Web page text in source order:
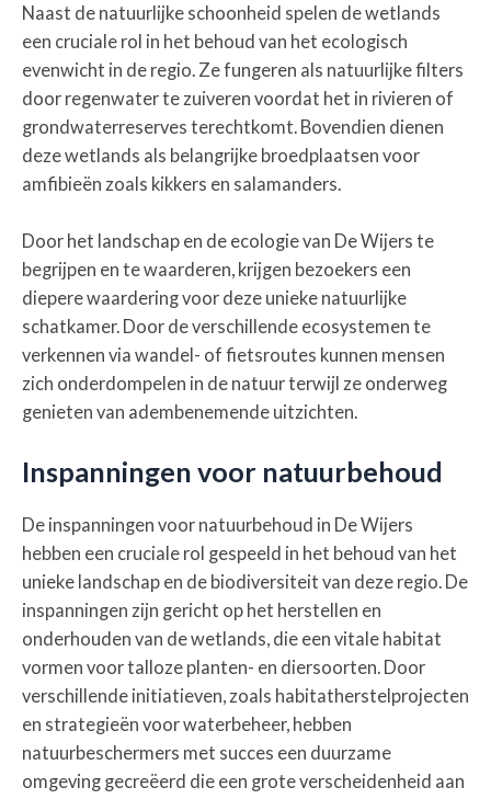
Naast de natuurlijke schoonheid spelen de wetlands
een cruciale rol in het behoud van het ecologisch
evenwicht in de regio. Ze fungeren als natuurlijke filters
door regenwater te zuiveren voordat het in rivieren of
grondwaterreserves terechtkomt. Bovendien dienen
deze wetlands als belangrijke broedplaatsen voor
amfibieën zoals kikkers en salamanders.
Door het landschap en de ecologie van De Wijers te
begrijpen en te waarderen, krijgen bezoekers een
diepere waardering voor deze unieke natuurlijke
schatkamer. Door de verschillende ecosystemen te
verkennen via wandel- of fietsroutes kunnen mensen
zich onderdompelen in de natuur terwijl ze onderweg
genieten van adembenemende uitzichten.
Inspanningen voor natuurbehoud
De inspanningen voor natuurbehoud in De Wijers
hebben een cruciale rol gespeeld in het behoud van het
unieke landschap en de biodiversiteit van deze regio. De
inspanningen zijn gericht op het herstellen en
onderhouden van de wetlands, die een vitale habitat
vormen voor talloze planten- en diersoorten. Door
verschillende initiatieven, zoals habitatherstelprojecten
en strategieën voor waterbeheer, hebben
natuurbeschermers met succes een duurzame
omgeving gecreëerd die een grote verscheidenheid aan